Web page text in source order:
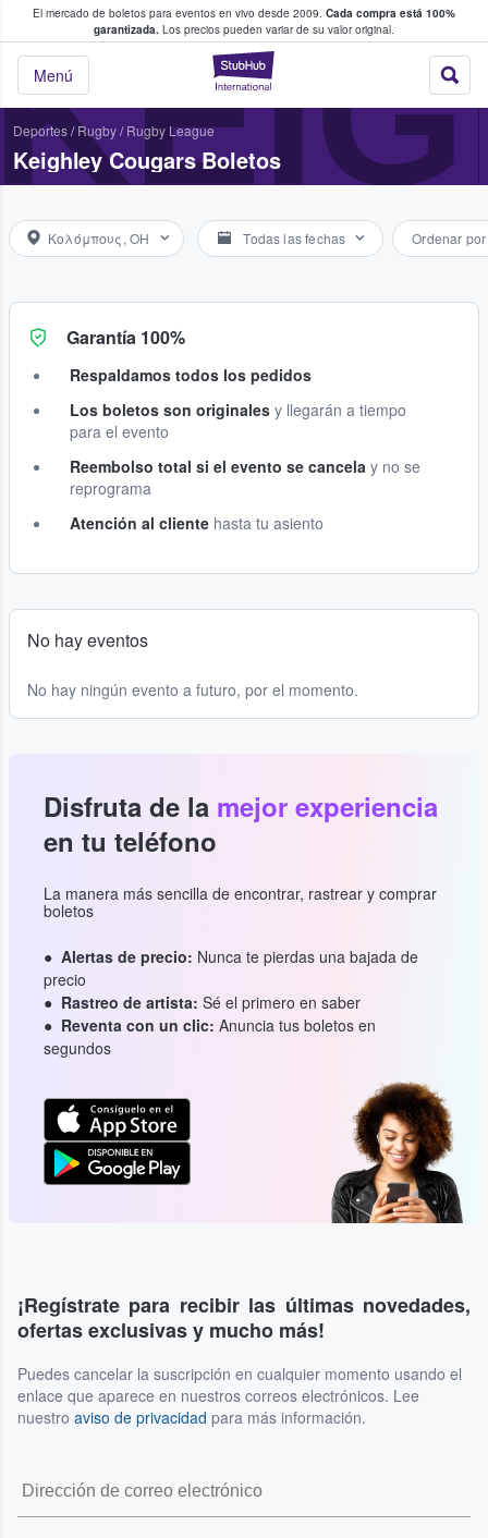
El mercado de boletos para eventos en vivo desde 2009. Cada compra está 100%
garantizada. Los precios pueden variar de su valor original.
StubHub: donde
Menú
fans compran y venden boletos
Deportes/ Rugby/ Rugby League
Keighley Cougars Boletos
Κολόμπους, OH Todas las fechas Ordenar
Garantía 100%
Respaldamos todos los pedidos
Los boletos son originales y llegarán a tiempo
para el evento
Reembolso total si el evento se cancela y no se
reprograma
Atención al cliente hasta tu asiento
No hay eventos
No hay ningún evento a futuro, por el momento.
Disfruta de la mejor experiencia
en tu teléfono
La manera más sencilla de encontrar, rastrear y comprar
boletos
Alertas de precio: Nunca te pierdas una bajada de
precio
Rastreo de artista: Sé el primero en saber
Reventa con un clic: Anuncia tus boletos en
segundos
¡Regístrate para recibir las últimas novedades,
ofertas exclusivas y mucho más!
Puedes cancelar la suscripción en cualquier momento usando el
enlace que aparece en nuestros correos electrónicos. Lee
nuestro aviso de privacidad para más información.